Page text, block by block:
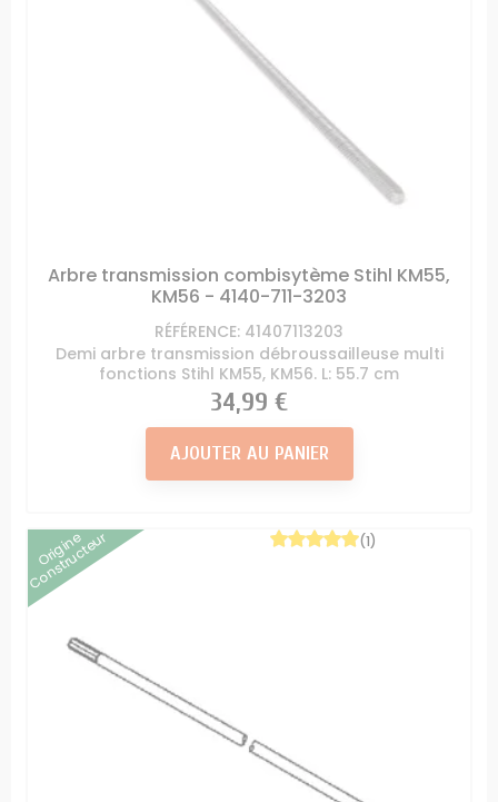
Arbre transmission combisytème Stihl KM55,
KM56 - 4140-711-3203
RÉFÉRENCE: 41407113203
Demi arbre transmission débroussailleuse multi
fonctions Stihl KM55, KM56. L: 55.7 cm
Prix
34,99 €
AJOUTER AU PANIER
Origine
Constructeur (1)